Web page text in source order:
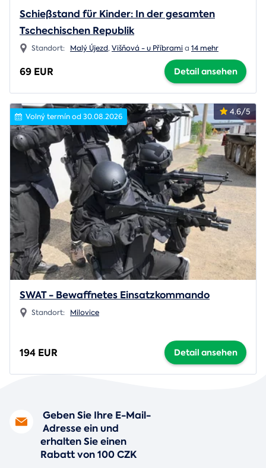
Schießstand für Kinder: In der gesamten
Tschechischen Republik
Standort: Malý Újezd,Višňová - u Příbramia 14 mehr
69 EUR Detail ansehen
4.6/5
Volný termín od 30.08.2026
SWAT - Bewaffnetes Einsatzkommando
Standort: Milovice
194 EUR Detail ansehen
Geben Sie Ihre E-Mail-
Adresse ein und
erhalten Sie einen
Rabatt von 100 CZK